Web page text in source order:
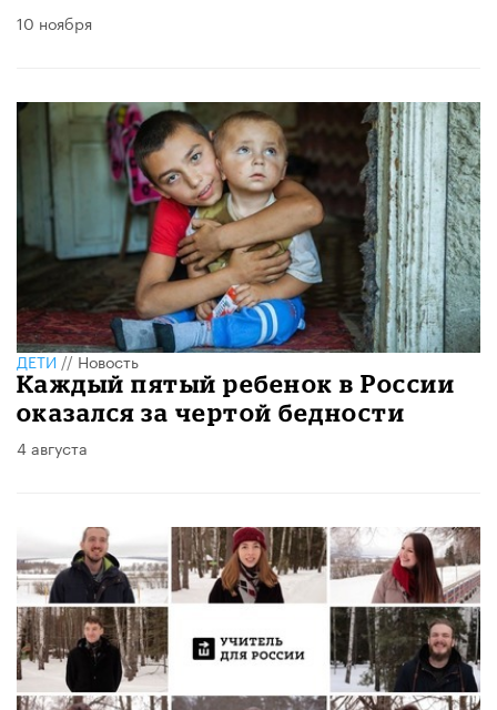
10 ноября
ДЕТИ//Новость
Каждый пятый ребенок в России
оказался за чертой бедности
4 августа